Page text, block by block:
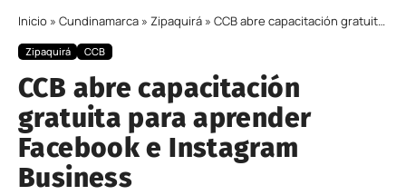
Inicio » Cundinamarca » Zipaquirá » CCB abre capacitación gratuita para aprender Facebook e Instagram Business
Zipaquirá CCB
CCB abre capacitación
gratuita para aprender
Facebook e Instagram
Business